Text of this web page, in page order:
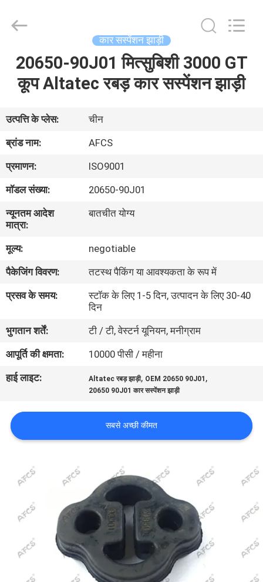
घर
वीडियो
हमारे
बारे
में
कारखाने
का
दौरा
गुणवत्ता
नियंत्रण
संपर्क
करें
समाचार
उद्धरण
साइटमैप
PARTS
Rights
Reserved.
कार सस्पेंशन झाड़ी
20650-90J01 मित्सुबिशी 3000 GT
कूप Altatec रबड़ कार सस्पेंशन झाड़ी
उत्पत्ति के प्लेस:
चीन
ब्रांड नाम:
AFCS
प्रमाणन:
ISO9001
मॉडल संख्या:
20650-90J01
न्यूनतम आदेश
मात्रा:
बातचीत योग्य
मूल्य:
negotiable
पैकेजिंग विवरण:
तटस्थ पैकिंग या आवश्यकता के रूप में
प्रसव के समय:
स्टॉक के लिए 1-5 दिन, उत्पादन के लिए 30-40
दिन
भुगतान शर्तें:
टी / टी, वेस्टर्न यूनियन, मनीग्राम
आपूर्ति की क्षमता:
10000 पीसी / महीना
हाई लाइट:
Altatec रबड़ झाड़ी, OEM 20650 90J01 ,
20650 90J01 कार सस्पेंशन झाड़ी
सबसे अच्छी कीमत